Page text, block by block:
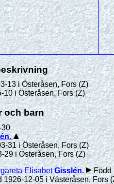
13 i Österåsen, Fors (Z)
10 i Österåsen, Fors (Z)
och barn
30
.
31 i Österåsen, Fors (Z)
29 i Österåsen, Fors (Z)
Elisabet Gisslén.
Född
1926-12-05 i Västeråsen, Fors